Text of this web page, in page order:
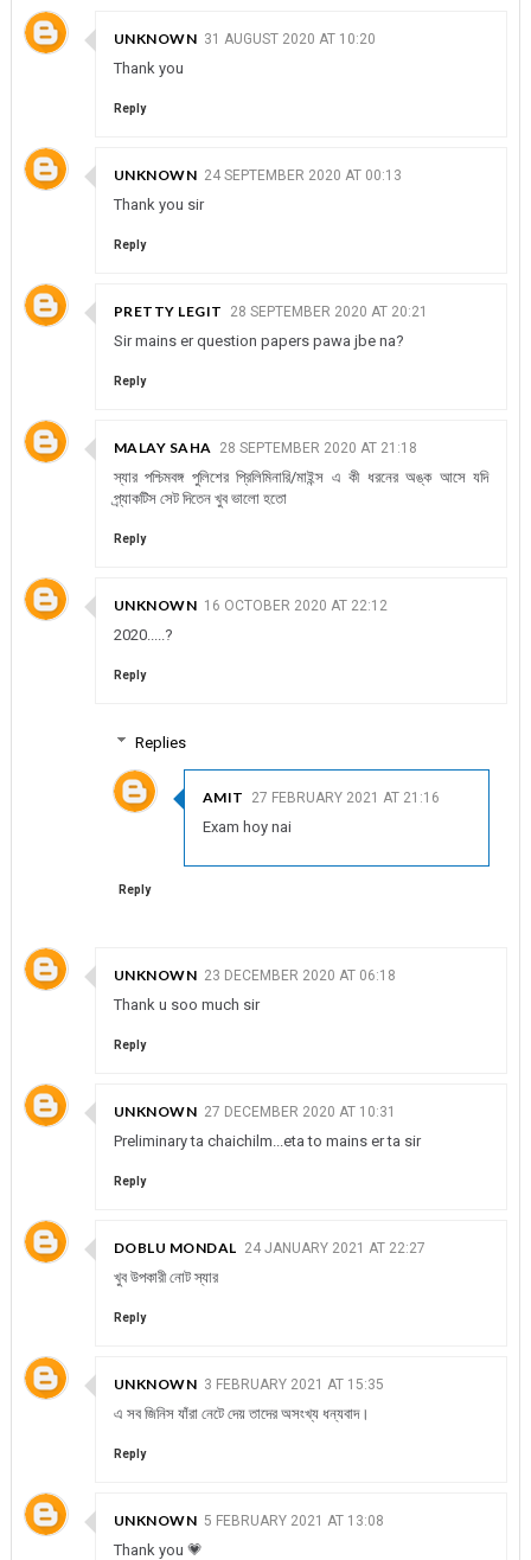
UNKNOWN 31 AUGUST 2020 AT 10:20
Thank you
Reply
UNKNOWN 24 SEPTEMBER 2020 AT 00:13
Thank you sir
Reply
PRETTY LEGIT 28 SEPTEMBER 2020 AT 20:21
Sir mains er question papers pawa jbe na?
Reply
MALAY SAHA 28 SEPTEMBER 2020 AT 21:18
স্যার পশ্চিমবঙ্গ পুলিশের প্রিলিমিনারি/মাইন্স এ কী ধরনের অঙ্ক আসে যদি
প্র্যাকটিস সেট দিতেন খুব ভালো হতো
Reply
UNKNOWN 16 OCTOBER 2020 AT 22:12
2020.....?
Reply
Replies
AMIT 27 FEBRUARY 2021 AT 21:16
Exam hoy nai
Reply
UNKNOWN 23 DECEMBER 2020 AT 06:18
Thank u soo much sir
Reply
UNKNOWN 27 DECEMBER 2020 AT 10:31
Preliminary ta chaichilm...eta to mains er ta sir
Reply
DOBLU MONDAL 24 JANUARY 2021 AT 22:27
খুব উপকারী নোট স্যার
Reply
UNKNOWN 3 FEBRUARY 2021 AT 15:35
এ সব জিনিস যাঁরা নেটে দেয় তাদের অসংখ্য ধন্যবাদ।
Reply
UNKNOWN 5 FEBRUARY 2021 AT 13:08
Thank you 💗